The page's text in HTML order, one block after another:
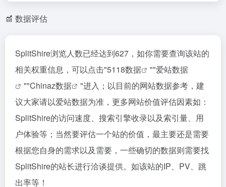
数据评估
SplitShire浏览人数已经达到627，如你需要查询该站的
相关权重信息，可以点击"5118数据 ""爱站数据
""Chinaz数据
"进入；以目前的网站数据参考，建
议大家请以爱站数据为准，更多网站价值评估因素如：
SplitShire的访问速度、搜索引擎收录以及索引量、用
户体验等；当然要评估一个站的价值，最主要还是需要
根据您自身的需求以及需要，一些确切的数据则需要找
SplitShire的站长进行洽谈提供。如该站的IP、PV、跳
出率等！